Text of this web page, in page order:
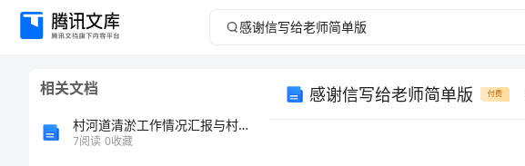
感
相关文档
村河道清淤工作情况汇报与村环境卫生保洁员管理制度汇编
7阅读 0收藏
感谢信写给老师简单版 付费